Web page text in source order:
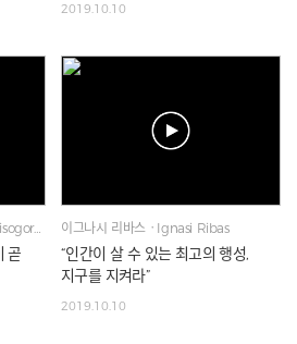
2019.10.10
마리아 리소고르스카야ㆍMaria Lisogorskaya
곧
이그나시 리바스ㆍIgnasi Ribas
“인간이 살 수 있는 최고의 행성,
지구를 지켜라”
2019.10.10